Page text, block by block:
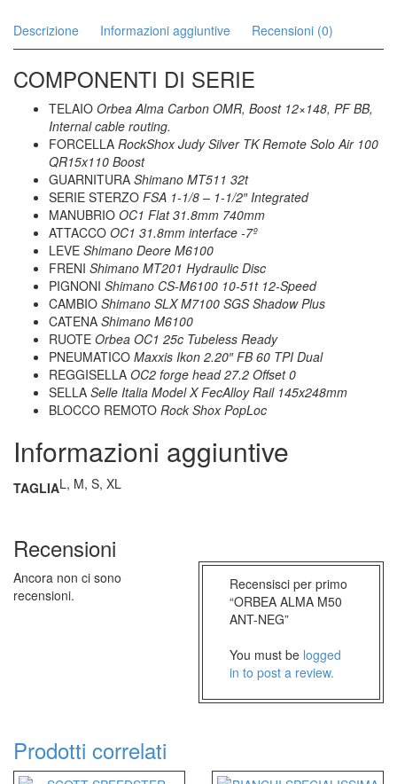
Descrizione Informazioni aggiuntive Recensioni (0)
COMPONENTI DI SERIE
TELAIO Orbea Alma Carbon OMR, Boost 12×148, PF BB,
Internal cable routing.
FORCELLA RockShox Judy Silver TK Remote Solo Air 100
QR15x110 Boost
GUARNITURA Shimano MT511 32t
SERIE STERZO FSA 1-1/8 – 1-1/2″ Integrated
MANUBRIO OC1 Flat 31.8mm 740mm
ATTACCO OC1 31.8mm interface -7º
LEVE Shimano Deore M6100
FRENI Shimano MT201 Hydraulic Disc
PIGNONI Shimano CS-M6100 10-51t 12-Speed
CAMBIO Shimano SLX M7100 SGS Shadow Plus
CATENA Shimano M6100
RUOTE Orbea OC1 25c Tubeless Ready
PNEUMATICO Maxxis Ikon 2.20″ FB 60 TPI Dual
REGGISELLA OC2 forge head 27.2 Offset 0
SELLA Selle Italia Model X FecAlloy Rail 145x248mm
BLOCCO REMOTO Rock Shox PopLoc
Informazioni aggiuntive
TAGLIAL, M, S, XL
Recensioni
Ancora non ci sono
recensioni.
Recensisci per primo
“ORBEA ALMA M50
ANT-NEG”
You must be logged
in to post a review.
Prodotti correlati